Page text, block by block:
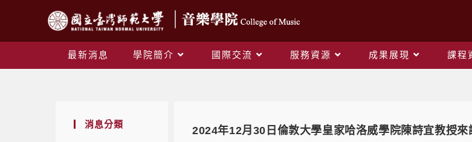
最新消息 學院簡介 國際交流 服務資源 成果展現 課程
消息分類
2024年12月30日倫敦大學皇家哈洛威學院陳詩宜教授來